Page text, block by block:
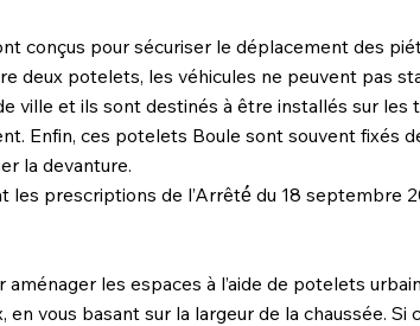
conçus pour sécuriser le déplacement des
deux potelets, les véhicules ne peuvent pas
ville et ils sont destinés à être installés sur
Enfin, ces potelets Boule sont souvent fixés
la devanture.
prescriptions de l’Arrêté́ du 18 septembre
aménager les espaces à l’aide de potelets
en vous basant sur la largeur de la chaussée.